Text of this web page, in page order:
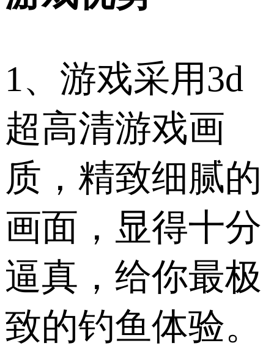
1、游戏采用3d
超高清游戏画
质，精致细腻的
画面，显得十分
逼真，给你最极
致的钓鱼体验。